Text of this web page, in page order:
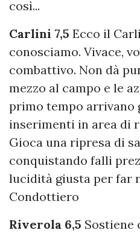
così...
Carlini 7,5 Ecco il
conosciamo. Vivace,
combattivo. Non dà
mezzo al campo e le
primo tempo arrivano
inserimenti in area di
Gioca una ripresa di
conquistando falli
lucidità giusta per far
Condottiero
Riverola 6,5 Sostiene